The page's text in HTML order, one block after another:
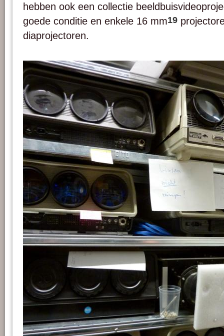
hebben ook een collectie
goede conditie en enkele 16 mm19
diaprojectoren.